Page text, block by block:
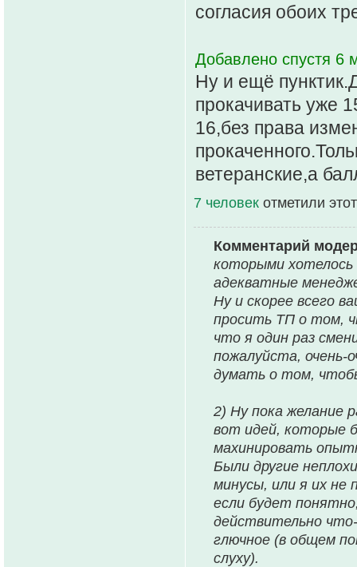
согласия обоих
Добавлено спустя 6
Ну и ещё
прокачивать уже
16,без права
ветеранские,а
7 человек отметили
Комментарий
которыми хотелось
адекватные
Ну и скорее всего
просить ТП о том,
что я один раз
пожалуйста, очень-
думать о том,
2) Ну пока желание
вот идей, которые
махинировать
Были другие
минусы, или я их
если будет
действительно
глючное (в общем
слуху).